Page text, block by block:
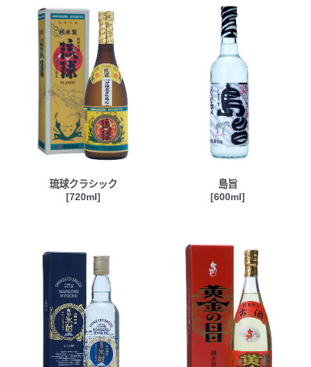
琉球クラシック
[720ml]
島旨
[600ml]